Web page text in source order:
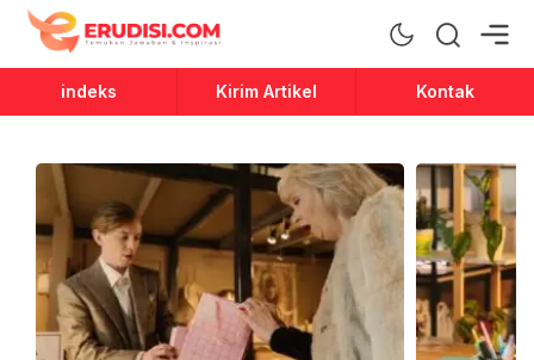
Erudisi
Temukan Jawaban dan Inspirasi
indeks Kirim Artikel Kontak